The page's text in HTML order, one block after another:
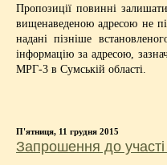
Пропозиції повинні
вищенаведеною адресою не
надані пізніше
інформацію за адресою,
МРГ-3 в Сумській області.
П'ятниця, 11 грудня 2015
Запрошення до